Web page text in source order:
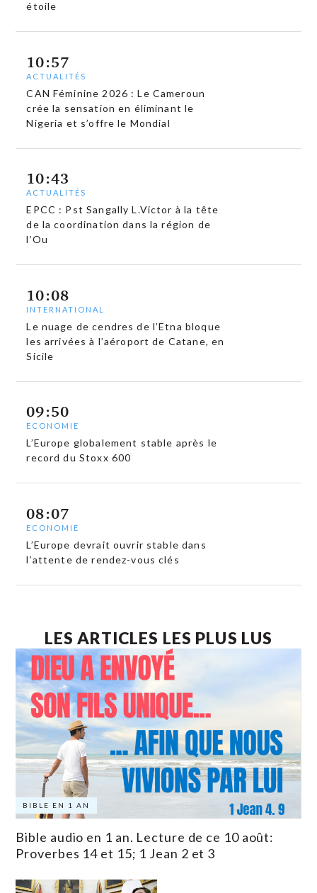
étoile
10:57
ACTUALITÉS
CAN Féminine 2026 : Le Cameroun
crée la sensation en éliminant le
Nigeria et s’offre le Mondial
10:43
ACTUALITÉS
EPCC : Pst Sangally L.Victor à la tête
de la coordination dans la région de
l’Ou
10:08
INTERNATIONAL
Le nuage de cendres de l’Etna bloque
les arrivées à l’aéroport de Catane, en
Sicile
09:50
ECONOMIE
L’Europe globalement stable après le
record du Stoxx 600
08:07
ECONOMIE
L’Europe devrait ouvrir stable dans
l’attente de rendez-vous clés
LES ARTICLES LES PLUS LUS
BIBLE EN 1 AN
Bible audio en 1 an. Lecture de ce 10 août:
Proverbes 14 et 15; 1 Jean 2 et 3